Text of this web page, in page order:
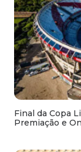
Final da Copa
Premiação e